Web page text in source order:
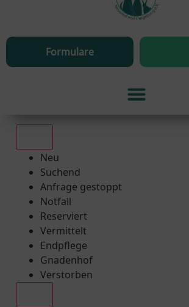
Formulare
Neu
Suchend
Anfrage gestoppt
Notfall
Reserviert
Vermittelt
Endpflege
Gnadenhof
Verstorben